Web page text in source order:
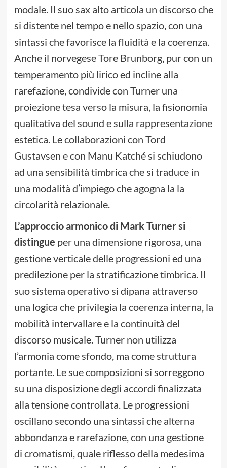
modale. Il suo sax alto articola un discorso che
si distente nel tempo e nello spazio, con una
sintassi che favorisce la fluidità e la coerenza.
Anche il norvegese Tore Brunborg, pur con un
temperamento più lirico ed incline alla
rarefazione, condivide con Turner una
proiezione tesa verso la misura, la fisionomia
qualitativa del sound e sulla rappresentazione
estetica. Le collaborazioni con Tord
Gustavsen e con Manu Katché si schiudono
ad una sensibilità timbrica che si traduce in
una modalità d’impiego che agogna la la
circolarità relazionale.
L’approccio armonico di Mark Turner si
distingue per una dimensione rigorosa, una
gestione verticale delle progressioni ed una
predilezione per la stratificazione timbrica. Il
suo sistema operativo si dipana attraverso
una logica che privilegia la coerenza interna, la
mobilità intervallare e la continuità del
discorso musicale. Turner non utilizza
l’armonia come sfondo, ma come struttura
portante. Le sue composizioni si sorreggono
su una disposizione degli accordi finalizzata
alla tensione controllata. Le progressioni
oscillano secondo una sintassi che alterna
abbondanza e rarefazione, con una gestione
di cromatismi, quale riflesso della medesima